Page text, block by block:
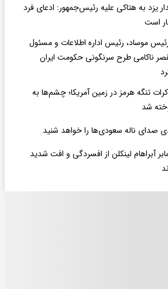
یزد به هتاکی علیه رئیس‌جمهور: ادعای فرد
است
موساد، رئیس اداره اطلاعات و مسئول
ناکامی طرح سرنگونی حکومت ایران
تنگه هرمز در زمین آمریکا؛ چشم‌ها به
شد
صدای ناله سعودی‌ها را خواهد شنید
آبراهام لینکلن از افسردگی و افت شدید